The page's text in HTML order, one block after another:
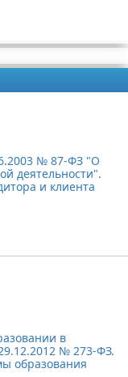
№ 87-ФЗ "О
деятельности".
и клиента
в
№ 273-ФЗ.
образования